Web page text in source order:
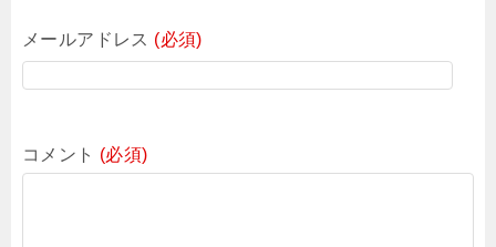
メールアドレス (必須)
コメント (必須)